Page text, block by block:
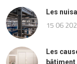
Les
15 06
Les
bâtiment